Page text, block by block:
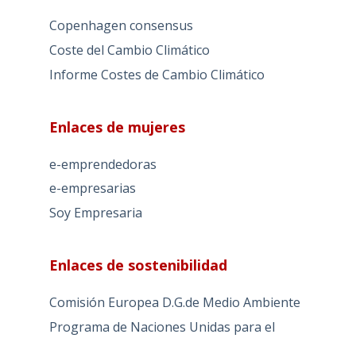
Copenhagen consensus
Coste del Cambio Climático
Informe Costes de Cambio Climático
Enlaces de mujeres
e-emprendedoras
e-empresarias
Soy Empresaria
Enlaces de sostenibilidad
Comisión Europea D.G.de Medio Ambiente
Programa de Naciones Unidas para el